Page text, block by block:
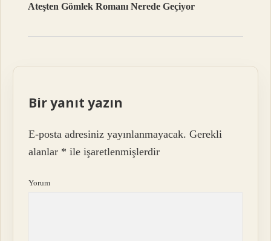
Ateşten Gömlek Romanı Nerede Geçiyor
Bir yanıt yazın
E-posta adresiniz yayınlanmayacak. Gerekli
alanlar * ile işaretlenmişlerdir
Yorum